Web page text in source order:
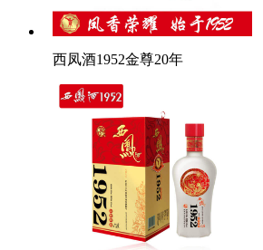
西凤酒1952金尊20年